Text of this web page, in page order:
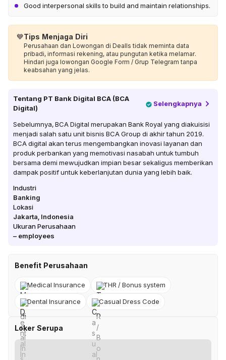
Good interpersonal skills to build and maintain relationships.
💙Tips Menjaga Diri
Perusahaan dan Lowongan di Dealls tidak meminta data
pribadi, informasi rekening, atau pungutan ketika melamar.
Hindari juga lowongan Google Form / Grup Telegram tanpa
keabsahan yang jelas.
Tentang PT Bank Digital BCA (BCA
Digital)
Selengkapnya
Sebelumnya, BCA Digital merupakan Bank Royal yang diakuisisi
menjadi salah satu unit bisnis BCA Group di akhir tahun 2019.
BCA digital akan terus mengembangkan inovasi layanan dan
produk perbankan yang memotivasi nasabah untuk tumbuh
bersama demi mewujudkan impian besar sekaligus memberikan
dampak positif untuk keberlanjutan dunia yang lebih baik.
Industri
Banking
Lokasi
Jakarta Indonesia
Ukuran Perusahaan
– employees
Benefit Perusahaan
Medical Insurance THR / Bonus system
Dental Insurance Casual Dress Code
Loker Serupa